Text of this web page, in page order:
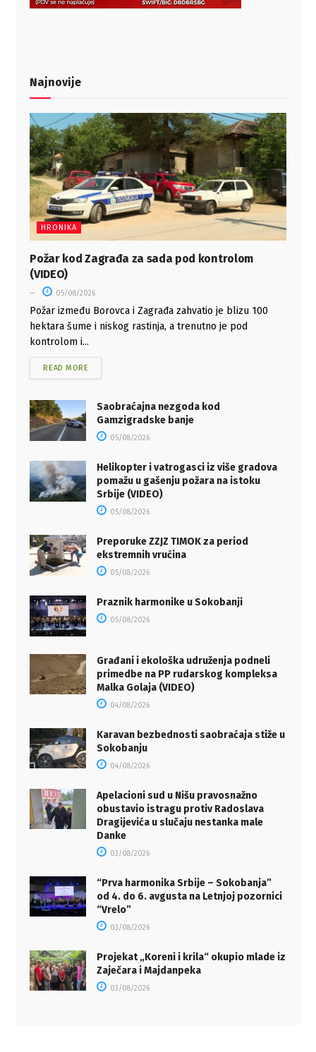
Najnovije
HRONIKA
Požar kod Zagrađa za sada pod kontrolom
(VIDEO)
05/08/2026
Požar između Borovca i Zagrađa zahvatio je blizu 100
hektara šume i niskog rastinja, a trenutno je pod
kontrolom i...
READ MORE
Saobraćajna nezgoda kod
Gamzigradske banje
05/08/2026
Helikopter i vatrogasci iz više gradova
pomažu u gašenju požara na istoku
Srbije (VIDEO)
05/08/2026
Preporuke ZZJZ TIMOK za period
ekstremnih vrućina
05/08/2026
Praznik harmonike u Sokobanji
05/08/2026
Građani i ekološka udruženja podneli
primedbe na PP rudarskog kompleksa
Malka Golaja (VIDEO)
04/08/2026
Karavan bezbednosti saobraćaja stiže u
Sokobanju
04/08/2026
Apelacioni sud u Nišu pravosnažno
obustavio istragu protiv Radoslava
Dragijevića u slučaju nestanka male
Danke
03/08/2026
“Prva harmonika Srbije – Sokobanja”
od 4. do 6. avgusta na Letnjoj pozornici
“Vrelo”
03/08/2026
Projekat „Koreni i krila“ okupio mlade iz
Zaječara i Majdanpeka
03/08/2026